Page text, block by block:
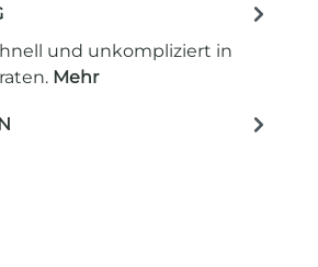
und unkompliziert in
Mehr